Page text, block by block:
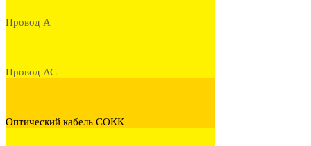
Провод А
Провод АС
Оптический кабель СОКК